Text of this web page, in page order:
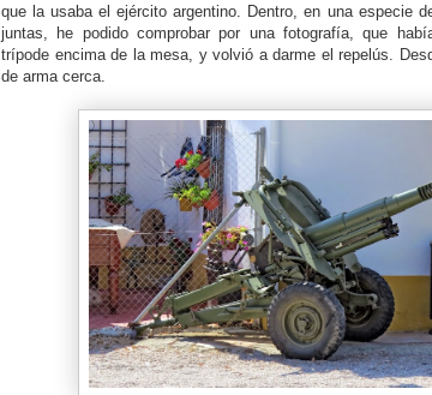
que la usaba el ejército argentino. Dentro, en una especie
juntas, he podido comprobar por una fotografía, que
trípode encima de la mesa, y volvió a darme el repelús.
de arma cerca.